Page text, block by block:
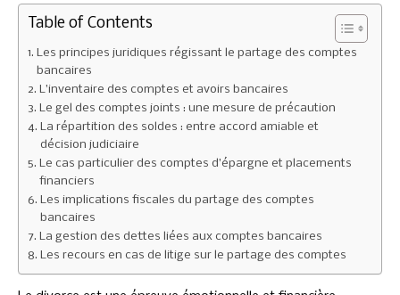
Table of Contents
Les principes juridiques régissant le partage des comptes
bancaires
L’inventaire des comptes et avoirs bancaires
Le gel des comptes joints : une mesure de précaution
La répartition des soldes : entre accord amiable et
décision judiciaire
Le cas particulier des comptes d’épargne et placements
financiers
Les implications fiscales du partage des comptes
bancaires
La gestion des dettes liées aux comptes bancaires
Les recours en cas de litige sur le partage des comptes